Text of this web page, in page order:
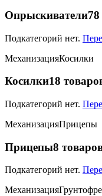
Опрыскиватели
Подкатегорий нет.
МеханизацияКосилки
Косилки18
Подкатегорий нет.
МеханизацияПрицепы
Прицепы8
Подкатегорий нет.
Механизация